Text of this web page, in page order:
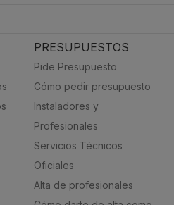
PRESUPUESTOS
Pide Presupuesto
Cómo pedir presupuesto
Instaladores y
Profesionales
Servicios Técnicos
Oficiales
Alta de profesionales